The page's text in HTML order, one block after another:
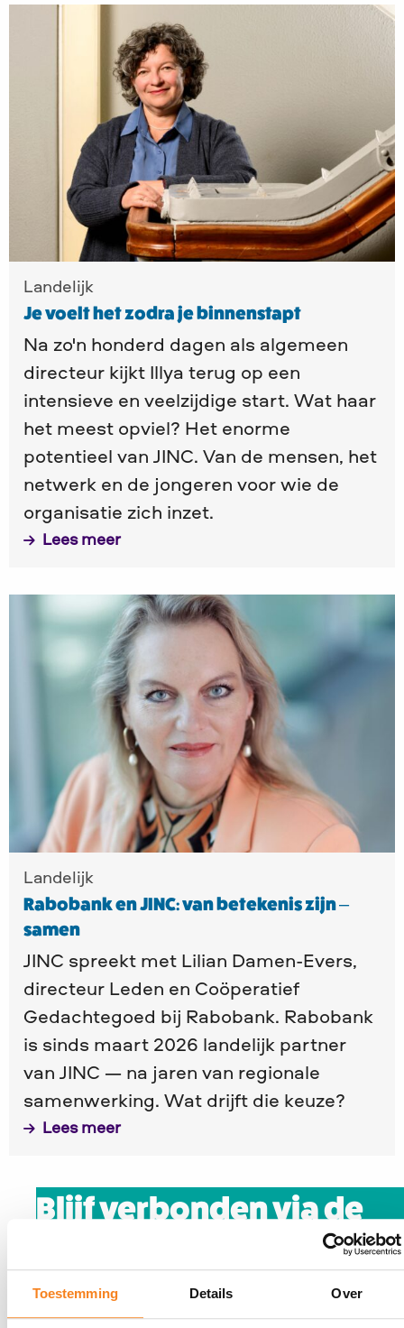
Toestemming Details Over
Landelijk
Je voelt het zodra je binnenstapt
Na zo'n honderd dagen als algemeen
directeur kijkt Illya terug op een
intensieve en veelzijdige start. Wat haar
het meest opviel? Het enorme
potentieel van JINC. Van de mensen, het
netwerk en de jongeren voor wie de
organisatie zich inzet.
Lees meer
binnenstapt
Landelijk
Rabobank en JINC: van betekenis zijn –
samen
JINC spreekt met Lilian Damen-Evers,
directeur Leden en Coöperatief
Gedachtegoed bij Rabobank. Rabobank
is sinds maart 2026 landelijk partner
van JINC — na jaren van regionale
samenwerking. Wat drijft die keuze?
Lees meer
over
Rabobank
betekenis
samen
Blijf verbonden via de
Ja, ik wil op de hoogte blijven van
JINC. Je ontvangt 10x per jaar onze